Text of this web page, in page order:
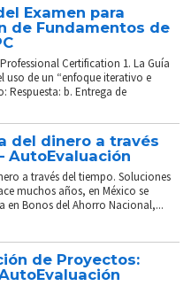
Examen para
de Fundamentos de
Certification 1. La Guía
uso de un “enfoque iterativo e
Respuesta: b. Entrega de
del dinero a través
AutoEvaluación
a través del tiempo. Soluciones
muchos años, en México se
en Bonos del Ahorro Nacional,...
de Proyectos: